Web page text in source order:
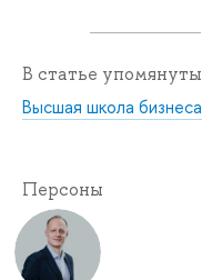
В статье упомянуты
Высшая школа бизнеса
Персоны